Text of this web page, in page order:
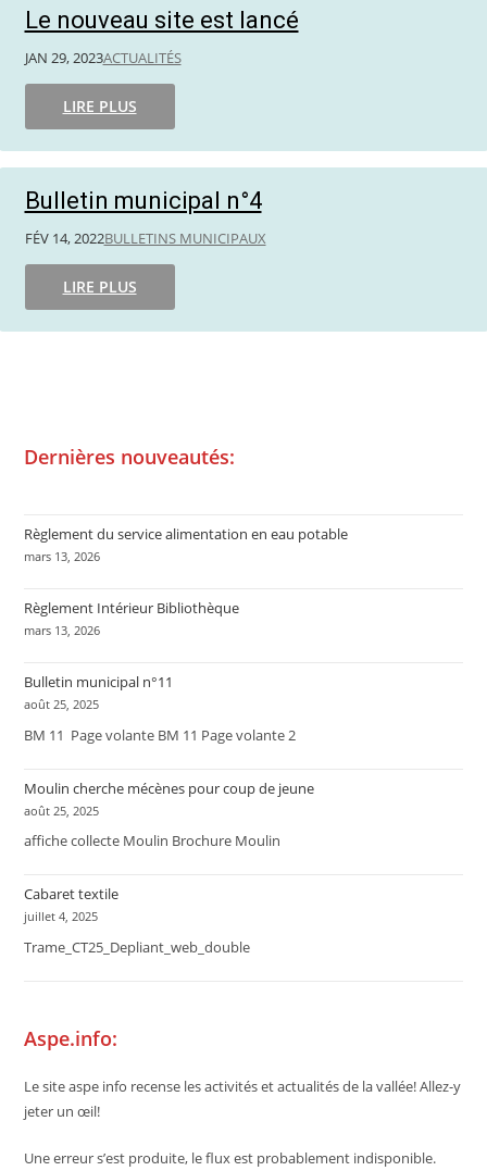
Le nouveau site est lancé
JAN 29, 2023ACTUALITÉS
LIRE PLUS
Bulletin municipal n°4
FÉV 14, 2022BULLETINS MUNICIPAUX
LIRE PLUS
Dernières nouveautés:
Règlement du service alimentation en eau potable
mars 13, 2026
Règlement Intérieur Bibliothèque
mars 13, 2026
Bulletin municipal n°11
août 25, 2025
BM 11 Page volante BM 11 Page volante 2
Moulin cherche mécènes pour coup de jeune
août 25, 2025
affiche collecte Moulin Brochure Moulin
Cabaret textile
juillet 4, 2025
Trame_CT25_Depliant_web_double
Aspe.info:
Le site aspe info recense les activités et actualités de la vallée! Allez-y
jeter un œil!
Une erreur s’est produite, le flux est probablement indisponible.